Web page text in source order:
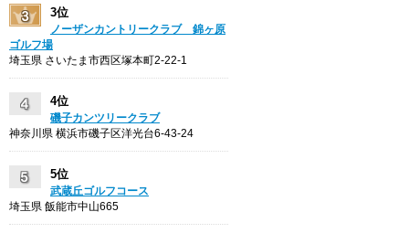
3位
ノーザンカントリークラブ 錦ヶ原
ゴルフ場
埼玉県 さいたま市西区塚本町2-22-1
4位
磯子カンツリークラブ
神奈川県 横浜市磯子区洋光台6-43-24
5位
武蔵丘ゴルフコース
埼玉県 飯能市中山665